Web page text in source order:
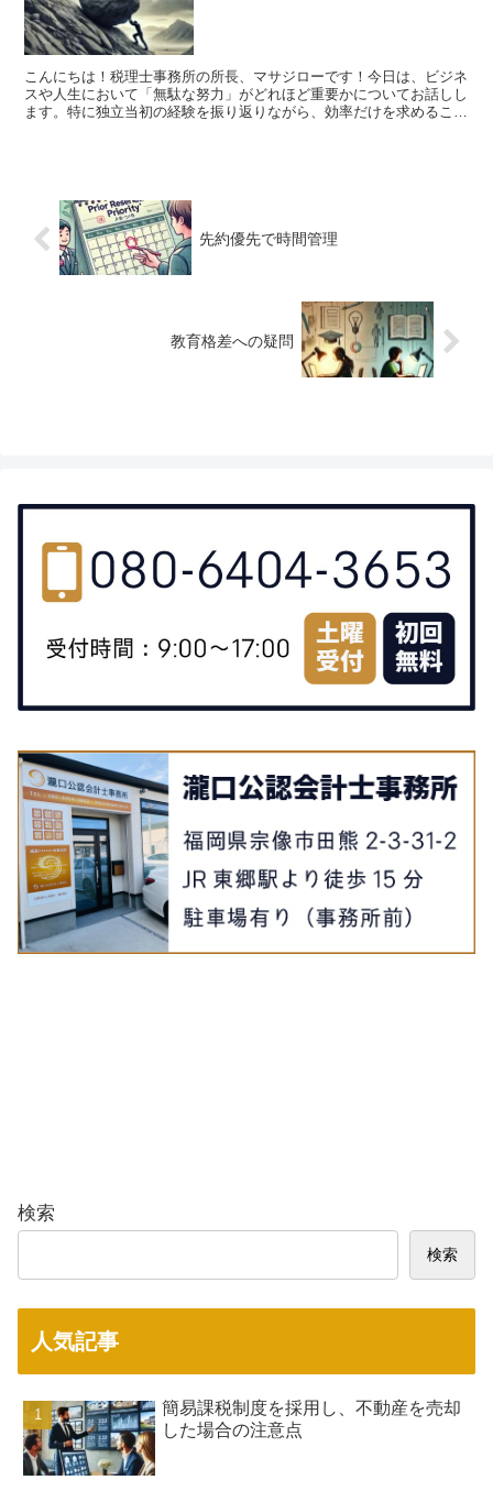
こんにちは！税理士事務所の所長、マサジローです！今日は、ビジネ
スや人生において「無駄な努力」がどれほど重要かについてお話しし
ます。特に独立当初の経験を振り返りながら、効率だけを求めること
先約優先で時間管理
教育格差への疑問
検索
検索
人気記事
簡易課税制度を採用し、不動産を売却
した場合の注意点